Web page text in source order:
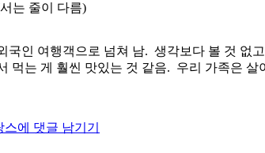
는 줄이 다름)
인 여행객으로 넘쳐 남. 생각보다 볼 것 없
는 게 훨씬 맛있는 것 같음. 우리 가족은
스여
에 댓글 남기기